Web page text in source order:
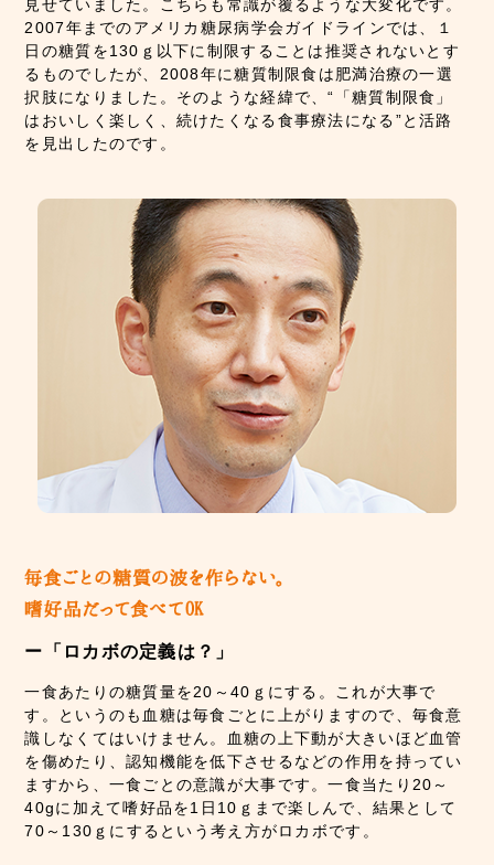
見せていました。こちらも常識が覆るような大変化です。
2007年までのアメリカ糖尿病学会ガイドラインでは、１
日の糖質を130ｇ以下に制限することは推奨されないとす
るものでしたが、2008年に糖質制限食は肥満治療の一選
択肢になりました。そのような経緯で、“「糖質制限食」
はおいしく楽しく、続けたくなる食事療法になる”と活路
を見出したのです。
ー「ロカボの定義は？」
一食あたりの糖質量を20～40ｇにする。これが大事で
す。というのも血糖は毎食ごとに上がりますので、毎食意
識しなくてはいけません。血糖の上下動が大きいほど血管
を傷めたり、認知機能を低下させるなどの作用を持ってい
ますから、一食ごとの意識が大事です。一食当たり20～
40gに加えて嗜好品を1日10ｇまで楽しんで、結果として
70～130ｇにするという考え方がロカボです。